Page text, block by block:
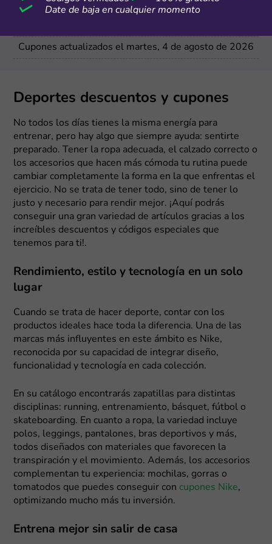
Cupones actualizados el martes, 4 de agosto de 2026
Date de baja en cualquier momento
Deportes descuentos y cupones
No todos los días tienes la misma energía para
entrenar, pero hay algo que siempre ayuda: sentirte
preparado. Tener la ropa adecuada, el calzado correcto o
los accesorios que hacen más cómoda tu rutina puede
cambiar completamente la forma en la que enfrentas el
ejercicio. No se trata de tener todo, sino de tener lo
justo y necesario para rendir mejor. ¡Aquí podrás
conseguir una gran variedad de artículos gracias a los
increíbles descuentos y códigos especiales que
tenemos para ti!.
Rendimiento, estilo y tecnología en un solo
lugar
Cuando se trata de hacer deporte, contar con los
productos ideales hace toda la diferencia. Una de las
marcas más influyentes en este ámbito es Nike,
reconocida por su capacidad de integrar diseño,
funcionalidad y tecnología en cada colección.
En su catálogo encontrarás zapatillas para distintas
disciplinas: running, entrenamiento, básquet, fútbol o
skateboarding. En cuanto a ropa, la variedad incluye
polos, leggings, pantalones, bras deportivos y más,
todos diseñados con materiales que favorecen la
transpiración y el movimiento. Además, los accesorios
complementan tu experiencia: mochilas, gorras o
tomatodos que puedes conseguir con cupones Nike,
optimizando mucho más tu inversión.
Entrena mejor sin salir de casa